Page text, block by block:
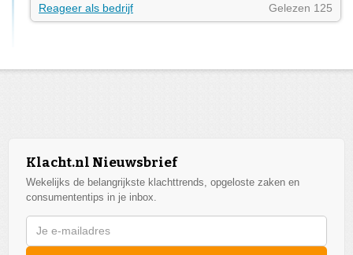
Reageer als bedrijf Gelezen 125
Klacht.nl Nieuwsbrief
Wekelijks de belangrijkste klachttrends, opgeloste zaken en
consumententips in je inbox.